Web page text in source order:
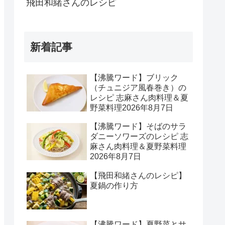
飛田和緒さんのレシピ
新着記事
【沸騰ワード】ブリック
（チュニジア風春巻き）の
レシピ 志麻さん肉料理＆夏
野菜料理2026年8月7日
【沸騰ワード】そばのサラ
ダニーソワーズのレシピ 志
麻さん肉料理＆夏野菜料理
2026年8月7日
【飛田和緒さんのレシピ】
夏鍋の作り方